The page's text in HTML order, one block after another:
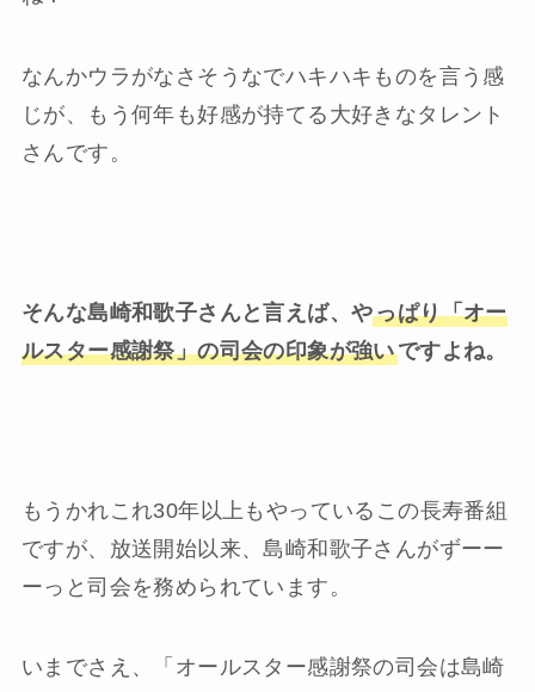
なんかウラがなさそうなでハキハキものを言う感
じが、もう何年も好感が持てる大好きなタレント
さんです。
そんな島崎和歌子さんと言えば、やっぱり「オー
ルスター感謝祭」の司会の印象が強いですよね。
もうかれこれ30年以上もやっているこの長寿番組
ですが、放送開始以来、島崎和歌子さんがずーー
ーっと司会を務められています。
いまでさえ、「オールスター感謝祭の司会は島崎